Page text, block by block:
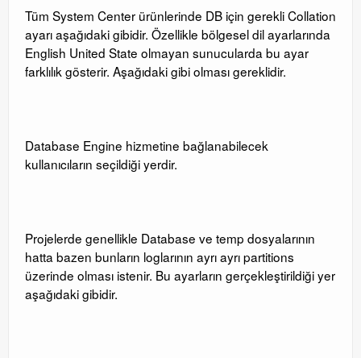
Tüm System Center ürünlerinde DB için gerekli Collation
ayarı aşağıdaki gibidir. Özellikle bölgesel dil ayarlarında
English United State olmayan sunucularda bu ayar
farklılık gösterir. Aşağıdaki gibi olması gereklidir.
Database Engine hizmetine bağlanabilecek
kullanıcıların seçildiği yerdir.
Projelerde genellikle Database ve temp dosyalarının
hatta bazen bunların loglarının ayrı ayrı partitions
üzerinde olması istenir. Bu ayarların gerçekleştirildiği yer
aşağıdaki gibidir.